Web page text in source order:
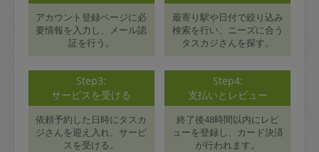
アカウント登録ページに必
要情報を入力し、メール認
証を行う。
最寄り駅や日付で絞り込み
検索を行い、ニーズに合う
タスカジさんを探す。
Step3:
サービスを受ける
依頼予約した日時にタスカ
ジさんを迎え入れ、サービ
スを受ける。
Step4:
支払いとレビュー
終了後48時間以内にレビ
ューを登録し、カード決済
が行われます。